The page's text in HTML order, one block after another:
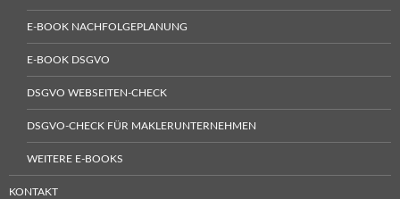
E-BOOK NACHFOLGEPLANUNG
E-BOOK DSGVO
DSGVO WEBSEITEN-CHECK
DSGVO-CHECK FÜR MAKLERUNTERNEHMEN
WEITERE E-BOOKS
KONTAKT